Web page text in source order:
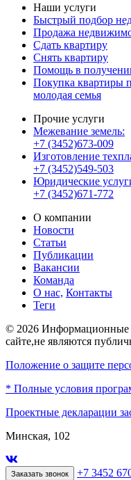
Наши услуги
Быстрый подбор
Продажа
Сдать квартиру
Снять квартиру
Помощь в
Покупка квартиры
молодая семья
Прочие услуги
Межевание земель:
+7 (3452)673-009
Изготовление
+7 (3452)549-503
Юридические
+7 (3452)671-772
О компании
Новости
Статьи
Публикации
Вакансии
Команда
О нас, Контакты
Теги
© 2026 Информационные
сайте,не являются
Положение о защите
* Полные условия
Проектные декларации
Минская, 102
Заказать звонок +7 3452